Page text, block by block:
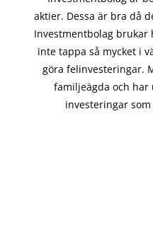
aktier. Dessa är bra då
Investmentbolag
inte tappa så mycket i
göra felinvesteringar.
familjeägda och
investeringar